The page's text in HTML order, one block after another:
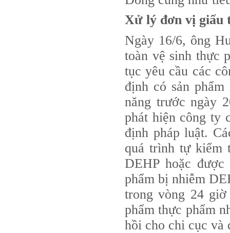
Xử lý đơn vị giấu
Ngày 16/6, ông
toàn vệ sinh thực
tục yêu cầu các
định có sản
năng trước ngày
phát hiện công ty
định pháp luật.
quá trình tự kiểm
DEHP hoặc
phẩm bị nhiễm
trong vòng 24
phẩm thực phẩm
hồi cho chi cục và